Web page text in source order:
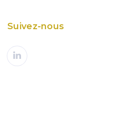
Suivez-nous